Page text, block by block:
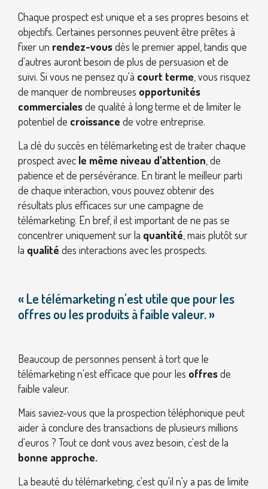
Chaque prospect est unique et a ses propres besoins et
objectifs. Certaines personnes peuvent être prêtes à
fixer un rendez-vousdès le premier appel, tandis que
d'autres auront besoin de plus de persuasion et de
suivi. Si vous ne pensez qu'à court terme , vous risquez
de manquer de nombreuses opportunités
commercialesde qualité à long terme et de limiter le
potentiel de croissance de votre entreprise.
La clé du succès en télémarketing est de traiter chaque
prospect avec le même niveau d'attention , de
patience et de persévérance. En tirant le meilleur parti
de chaque interaction, vous pouvez obtenir des
résultats plus efficaces sur une campagne de
télémarketing. En bref, il est important de ne pas se
concentrer uniquement sur la quantité , mais plutôt sur
la qualité des interactions avec les prospects.
« Le télémarketing n'est utile que pour les
offres ou les produits à faible valeur. »
Beaucoup de personnes pensent à tort que le
télémarketing n'est efficace que pour les offresde
faible valeur.
Mais saviez-vous que la prospection téléphonique peut
aider à conclure des transactions de plusieurs millions
d'euros ? Tout ce dont vous avez besoin, c'est de la
bonne approche.
La beauté du télémarketing, c'est qu'il n'y a pas de limite